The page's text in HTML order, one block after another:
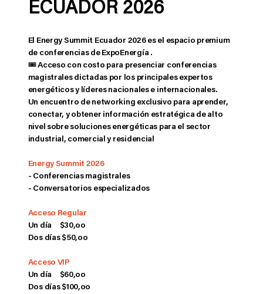
El Energy Summit Ecuador 2026 es el espacio premium
de conferencias de ExpoEnergía .
🎟️ Acceso con costo para presenciar conferencias
magistrales dictadas por los principales expertos
energéticos y líderes nacionales e internacionales.
Un encuentro de networking exclusivo para aprender,
conectar, y obtener información estratégica de alto
nivel sobre soluciones energéticas para el sector
industrial, comercial y residencial
Energy Summit 2026
- Conferencias magistrales
- Conversatorios especializados
Acceso Regular
Un día $30,oo
Dos días $50,oo
Acceso VIP
Un día $60,oo
Dos días $100,oo
ECUADOR 2026